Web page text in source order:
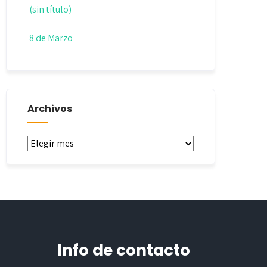
(sin título)
8 de Marzo
Archivos
Archivos
Info de contacto